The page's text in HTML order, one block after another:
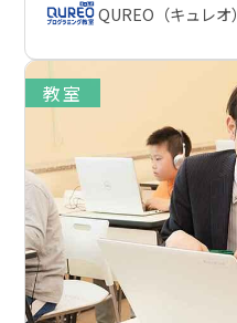
QUREO（キュレ
教室